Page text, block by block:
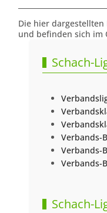
Die hier
und befinden sich im
Schach-
Verbands-
Verbands-
Verbands-
Schach-